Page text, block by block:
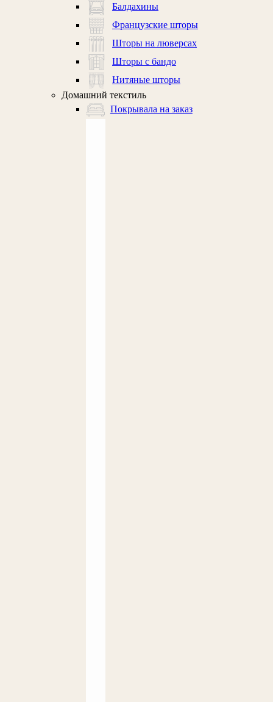
Балдахины
Французские шторы
Шторы на люверсах
Шторы с бандо
Нитяные шторы
Домашний текстиль
Покрывала на заказ